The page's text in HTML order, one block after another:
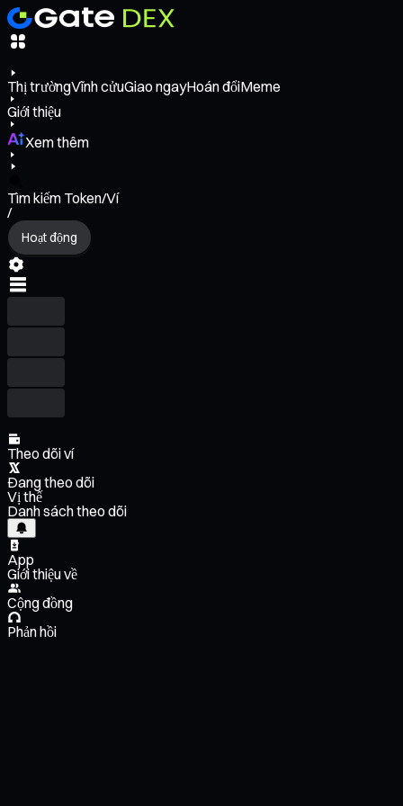
Thị trườngVĩnh cửuGiao ngayHoán đổiMeme
Giới thiệu
Xem thêm
Tìm kiếm Token/Ví
/
Hoạt động
Theo dõi ví
Đang theo dõi
Vị thế
Danh sách theo dõi
App
Giới thiệu về
Cộng đồng
Phản hồi